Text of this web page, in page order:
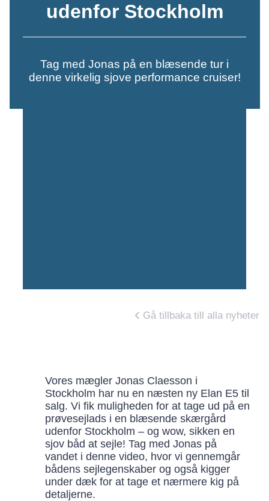
udenfor Stockholm
Tag med Jonas på en blæsende tur i
denne virkelig sjove performance cruiser!
Gå tillbaka till alla nyheter
Vores mægler Jonas Claesson i
Stockholm har nu en næsten ny Elan E5 til
salg. Vi fik muligheden for at tage ud på en
prøvesejlads i en blæsende skærgård
udenfor Stockholm – og wow, sikken en
sjov båd at sejle! Tag med Jonas på
vandet i denne video, hvor vi gennemgår
bådens sejlegenskaber og også kigger
under dæk for at tage et nærmere kig på
detaljerne.